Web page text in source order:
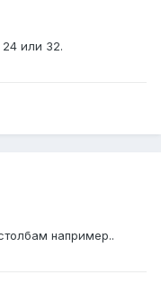
или 32.
например..